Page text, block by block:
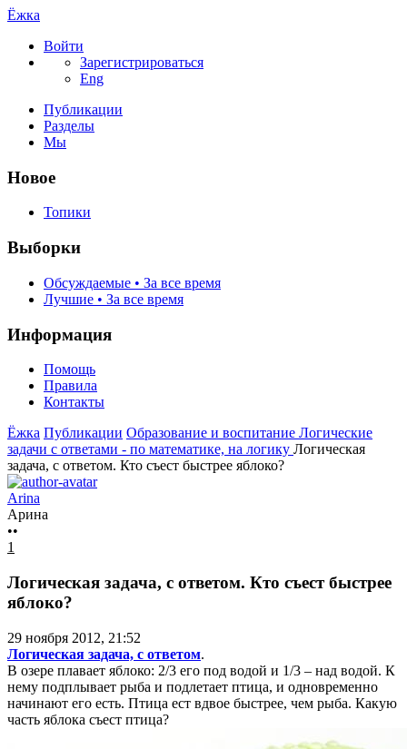
Ёжка
Войти
Зарегистрироваться
Eng
Публикации
Разделы
Мы
Новое
Топики
Выборки
Обсуждаемые • За все время
Лучшие • За все время
Информация
Помощь
Правила
Контакты
Ёжка Публикации Образование и воспитание Логические
задачи с ответами - по математике, на логику Логическая
задача, с ответом. Кто съест быстрее яблоко?
Arina
Арина
••
1
Логическая задача, с ответом. Кто съест быстрее
яблоко?
29 ноября 2012, 21:52
Логическая задача, с ответом.
В озере плавает яблоко: 2/3 его под водой и 1/3 – над водой. К
нему подплывает рыба и подлетает птица, и одновременно
начинают его есть. Птица ест вдвое быстрее, чем рыба. Какую
часть яблока съест птица?